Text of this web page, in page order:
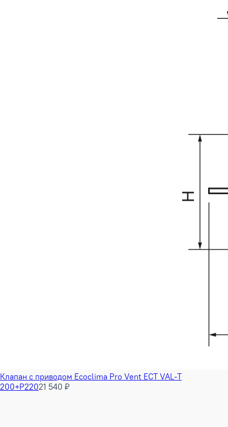
Клапан с приводом Ecoclima Pro Vent ECT VAL-T
200+P22021 540 ₽